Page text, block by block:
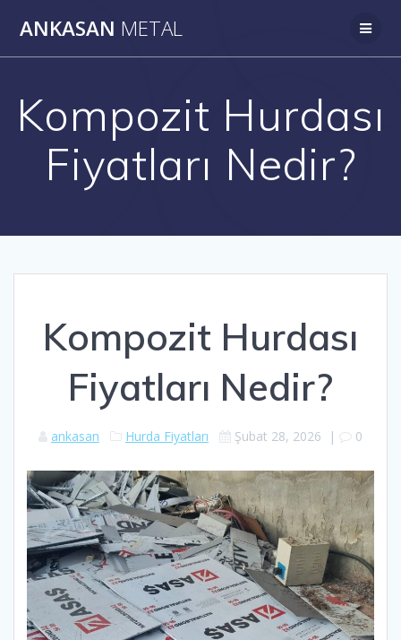
ANKASAN METAL
Kompozit Hurdası
Fiyatları Nedir?
Kompozit Hurdası
Fiyatları Nedir?
ankasan Hurda Fiyatları Şubat 28, 2026 | 0